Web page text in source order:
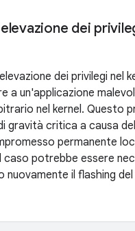
dei
dei privilegi nel
a un'applicazione
nel kernel. Questo
gravità critica a causa
permanente
caso potrebbe essere
nuovamente il flashing